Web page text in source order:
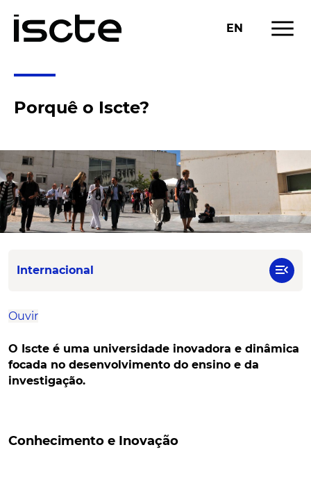
EN menu
Porquê o Iscte?
Internacional menu_open
Ouvir
O Iscte é uma universidade inovadora e dinâmica
focada no desenvolvimento do ensino e da
investigação.
Conhecimento e Inovação